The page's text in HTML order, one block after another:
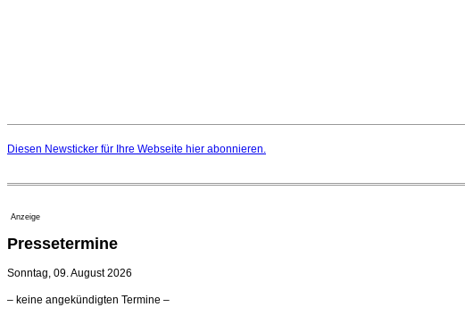
Diesen Newsticker für Ihre Webseite hier abonnieren.
Anzeige
Pressetermine
Sonntag, 09. August 2026
– keine angekündigten Termine –